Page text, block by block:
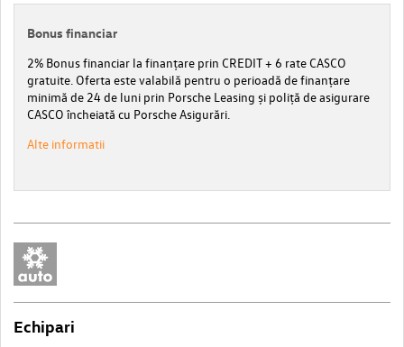
Bonus financiar
2% Bonus financiar la finanțare prin CREDIT + 6 rate CASCO
gratuite. Oferta este valabilă pentru o perioadă de finanțare
minimă de 24 de luni prin Porsche Leasing și poliță de asigurare
CASCO încheiată cu Porsche Asigurări.
Alte informatii
Echipari